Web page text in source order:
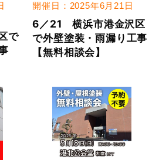
で
開催日：2025年6月21日
6／21 横浜市港金沢区
で外壁塗装・雨漏り工事
【無料相談会】